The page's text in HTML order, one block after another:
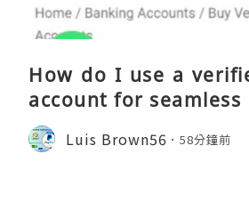
How do I use a
account for seamless
Luis Brown56 58分鐘前